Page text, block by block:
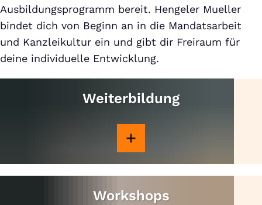
Ausbildungsprogramm bereit. Hengeler Mueller
bindet dich von Beginn an in die Mandatsarbeit
und Kanzleikultur ein und gibt dir Freiraum für
deine individuelle Entwicklung.
Weiterbildung
Workshops